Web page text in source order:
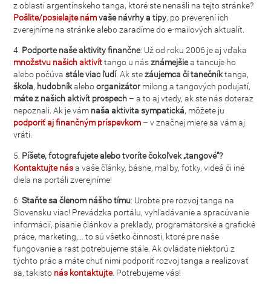
z oblasti argentínskeho tanga, ktoré ste nenašli na tejto stránke?
Pošlite/posielajte námvaše návrhy a tipy, po preverení ich
zverejníme na stránke alebo zaradíme do e-mailových aktualít.
4. Podporte naše aktivity finančne: Už od roku 2006 je aj vďaka
množstvu našich aktivíttango u násznámejšiea tancuje ho
alebo počúvastále viac ľudí. Ak stezáujemca či tanečníktanga,
škola, hudobníkaleboorganizátor milong a tangových podujatí,
máte z našich aktivít prospech – a to aj vtedy, ak ste nás doteraz
nepoznali. Ak je vám naša aktivita sympatická, môžete ju
podporiť aj finančným príspevkom – v značnej miere sa vám aj
vráti.
5. Píšete, fotografujete alebo tvoríte čokoľvek „tangové“?
Kontaktujte nása vaše články, básne, maľby, fotky, videá či iné
diela na portáli zverejníme!
6.Staňte sa členom nášho tímu: Urobte pre rozvoj tanga na
Slovensku viac! Prevádzka portálu, vyhľadávanie a spracúvanie
informácií, písanie článkov a preklady, programátorské a grafické
práce, marketing,… to sú všetko činnosti, ktoré pre naše
fungovanie a rast potrebujeme stále. Ak ovládate niektorú z
týchto prác a máte chuť nimi podporiť rozvoj tanga a realizovať
sa, takisto nás kontaktujte. Potrebujeme vás!